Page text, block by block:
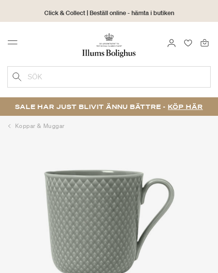
Click & Collect | Beställ online - hämta i butiken
30 dagars returrätt
Menu LOGGA IN
SÖK
SALE HAR JUST BLIVIT ÄNNU BÄTTRE - KÖP HÄR
Koppar & Muggar